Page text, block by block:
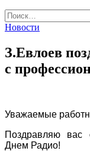
Найти:
Новости
З.Евлоев
с
Уважаемые
Поздравляю вас
Днем Радио!